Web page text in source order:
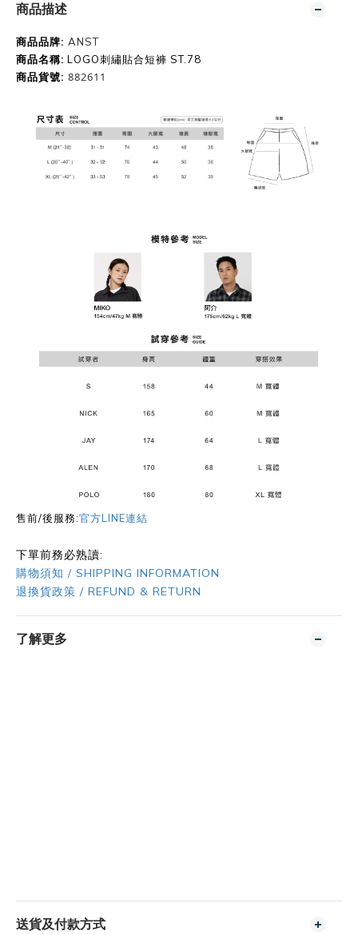
商品描述
商品品牌: ANST
商品名稱: LOGO刺繡貼合短褲 ST.78
商品貨號: 882611
售前/後服務:官方LINE連結
下單前務必熟讀:
購物須知 / SHIPPING INFORMATION
退換貨政策 / REFUND & RETURN
了解更多
送貨及付款方式